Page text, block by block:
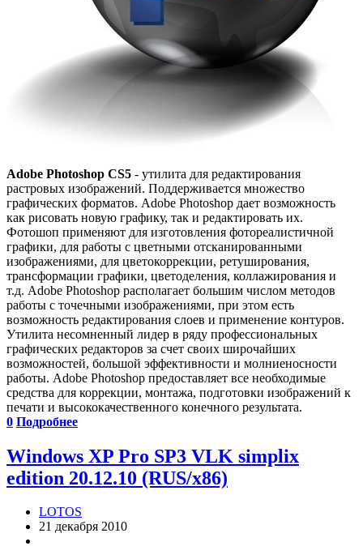
Adobe Photoshop CS5 - утилита для редактирования
растровых изображений. Поддерживается множество
графических форматов. Adobe Photoshop дает возможность
как рисовать новую графику, так и редактировать их.
Фотошоп применяют для изготовления фотореалистичной
графики, для работы с цветными отсканированными
изображениями, для цветокоррекции, ретуширования,
трансформации графики, цветоделения, коллажирования и
т.д. Adobe Photoshop располагает большим числом методов
работы с точечными изображениями, при этом есть
возможность редактирования слоев и применение контуров.
Утилита несомненный лидер в ряду профессиональных
графических редакторов за счет своих широчайших
возможностей, большой эффективности и молниеносности
работы. Adobe Photoshop предоставляет все необходимые
средства для коррекции, монтажа, подготовки изображений к
печати и высококачественного конечного результата.
0 Подробнее
Windows XP Pro SP3 VLK simplix
edition 20.12.10 (RUS/x86)
LOTOS
21 декабря 2010